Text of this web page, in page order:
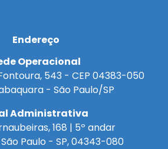
Endereço
Operacional
543 - CEP 04383-050
- São Paulo/SP
Administrativa
168 | 5º andar
Paulo - SP, 04343-080